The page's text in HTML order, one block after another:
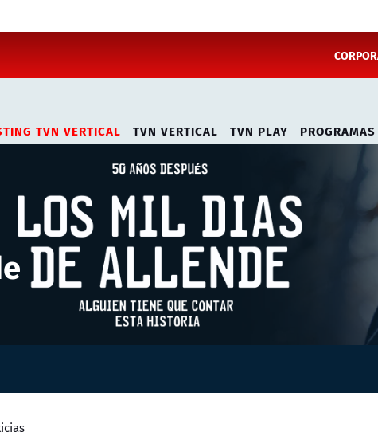
TVN VERTICAL TVN VERTICAL TVN PLAY PROGRAMAS